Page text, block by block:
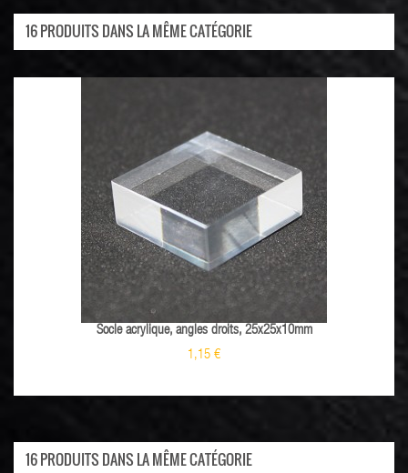
16 PRODUITS DANS LA MÊME CATÉGORIE
Socle acrylique, angles droits, 25x25x10mm
1,15 €
16 PRODUITS DANS LA MÊME CATÉGORIE